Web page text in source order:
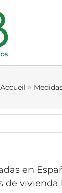
Accueil »
en
de vivienda